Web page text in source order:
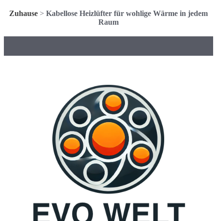
Zuhause > Kabellose Heizlüfter für wohlige Wärme in jedem
Raum